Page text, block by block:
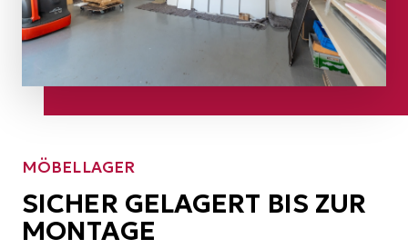
MÖBELLAGER
SICHER GELAGERT BIS ZUR
MONTAGE